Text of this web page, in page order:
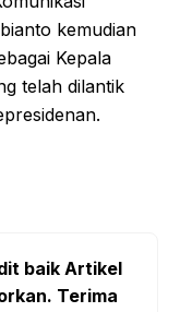
kemudian
Kepala
telah dilantik
baik Artikel
Terima